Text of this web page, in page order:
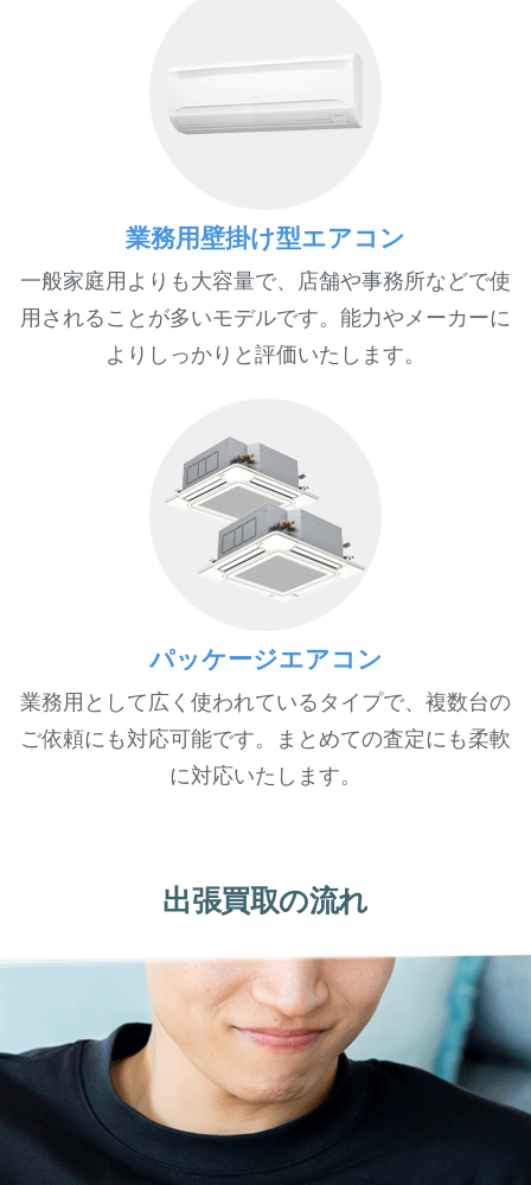
業務用壁掛け型エアコン
一般家庭用よりも大容量で、店舗や事務所などで使
用されることが多いモデルです。能力やメーカーに
よりしっかりと評価いたします。
パッケージエアコン
業務用として広く使われているタイプで、複数台の
ご依頼にも対応可能です。まとめての査定にも柔軟
に対応いたします。
出張買取の流れ